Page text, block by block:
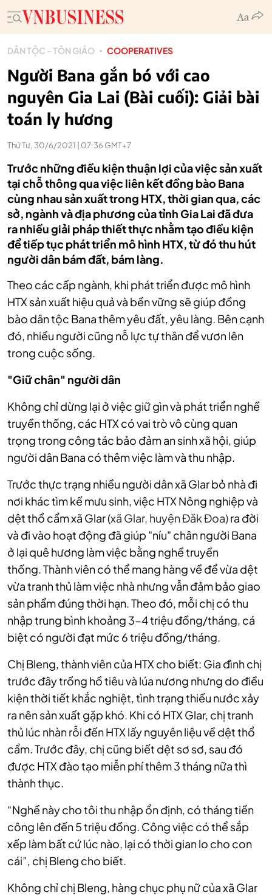
DÂN TỘC - TÔN GIÁO COOPERATIVES
Người Bana gắn bó với cao
nguyên Gia Lai (Bài cuối): Giải bài
toán ly hương
Thứ Tư, 30/6/2021 | 07:36 GMT+7
Trước những điều kiện thuận lợi của việc sản xuất
tại chỗ thông qua việc liên kết đồng bào Bana
cùng nhau sản xuất trong HTX, thời gian qua, các
sở, ngành và địa phương của tỉnh Gia Lai đã đưa
ra nhiều giải pháp thiết thực nhằm tạo điều kiện
để tiếp tục phát triển mô hình HTX, từ đó thu hút
người dân bám đất, bám làng.
Theo các cấp ngành, khi phát triển được mô hình
HTX sản xuất hiệu quả và bền vững sẽ giúp đồng
bào dân tộc Bana thêm yêu đất, yêu làng. Bên cạnh
đó, nhiều người cũng nỗ lực tự thân để vươn lên
trong cuộc sống.
"Giữ chân" người dân
Không chỉ dừng lại ở việc giữ gìn và phát triển nghề
truyền thống, các HTX có vai trò vô cùng quan
trọng trong công tác bảo đảm an sinh xã hội, giúp
người dân Bana có thêm việc làm và thu nhập.
Trước thực trạng nhiều người dân xã Glar bỏ nhà đi
nơi khác tìm kế mưu sinh, việc HTX Nông nghiệp và
dệt thổ cẩm xã Glar (xã Glar, huyện Đăk Đoa)ra đời
và đi vào hoạt động đã giúp "níu" chân người Bana
ở lại quê hương làm việc bằng nghề truyền
thống.Thành viên có thể mang hàng về để vừa dệt
vừa tranh thủ làm việc nhà nhưng vẫn đảm bảo giao
sản phẩm đúng thời hạn. Theo đó, mỗi chị có thu
nhập trung bình khoảng 3-4 triệu đồng/tháng, cá
biệt có người đạt mức 6 triệu đồng/tháng.
Chị Bleng, thành viên của HTX cho biết: Gia đình chị
trước đây trồng hồ tiêu và lúa nương nhưng do điều
kiện thời tiết khắc nghiệt, tình trạng thiếu nước xảy
ra nên sản xuất gặp khó. Khi có HTX Glar, chị tranh
thủ lúc nhàn rỗi đến HTX lấy nguyên liệu về dệt thổ
cẩm. Trước đây, chị cũng biết dệt sơ sơ, sau đó
được HTX đào tạo miễn phí thêm 3 tháng nữa thì
thành thục.
“Nghề này cho tôi thu nhập ổn định, có tháng tiền
công lên đến 5 triệu đồng. Công việc có thể sắp
xếp làm bất cứ lúc nào, lại có thời gian lo cho con
cái”, chị Bleng cho biết.
Không chỉ chị Bleng, hàng chục phụ nữ của xã Glar